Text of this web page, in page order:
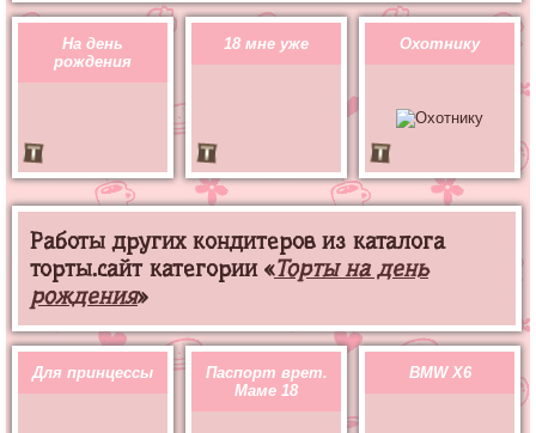
На день
рождения
18 мне уже Охотнику
Работы других кондитеров из каталога
торты.сайт категории «Торты на день
рождения»
Для принцессы
Паспорт врет.
Маме 18
BMW X6